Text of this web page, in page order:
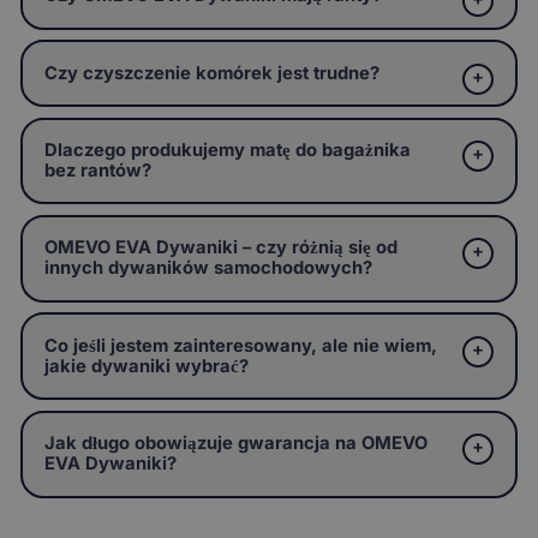
Czy czyszczenie komórek jest trudne?
Dlaczego produkujemy matę do bagażnika
bez rantów?
OMEVO EVA Dywaniki – czy różnią się od
innych dywaników samochodowych?
Co jeśli jestem zainteresowany, ale nie wiem,
jakie dywaniki wybrać?
Jak długo obowiązuje gwarancja na OMEVO
EVA Dywaniki?